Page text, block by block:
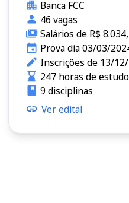
Banca FCC
46 vagas
Salários de R$
Prova dia 03/03/
Inscrições de 13/
247 horas de estudo
9 disciplinas
Ver edital